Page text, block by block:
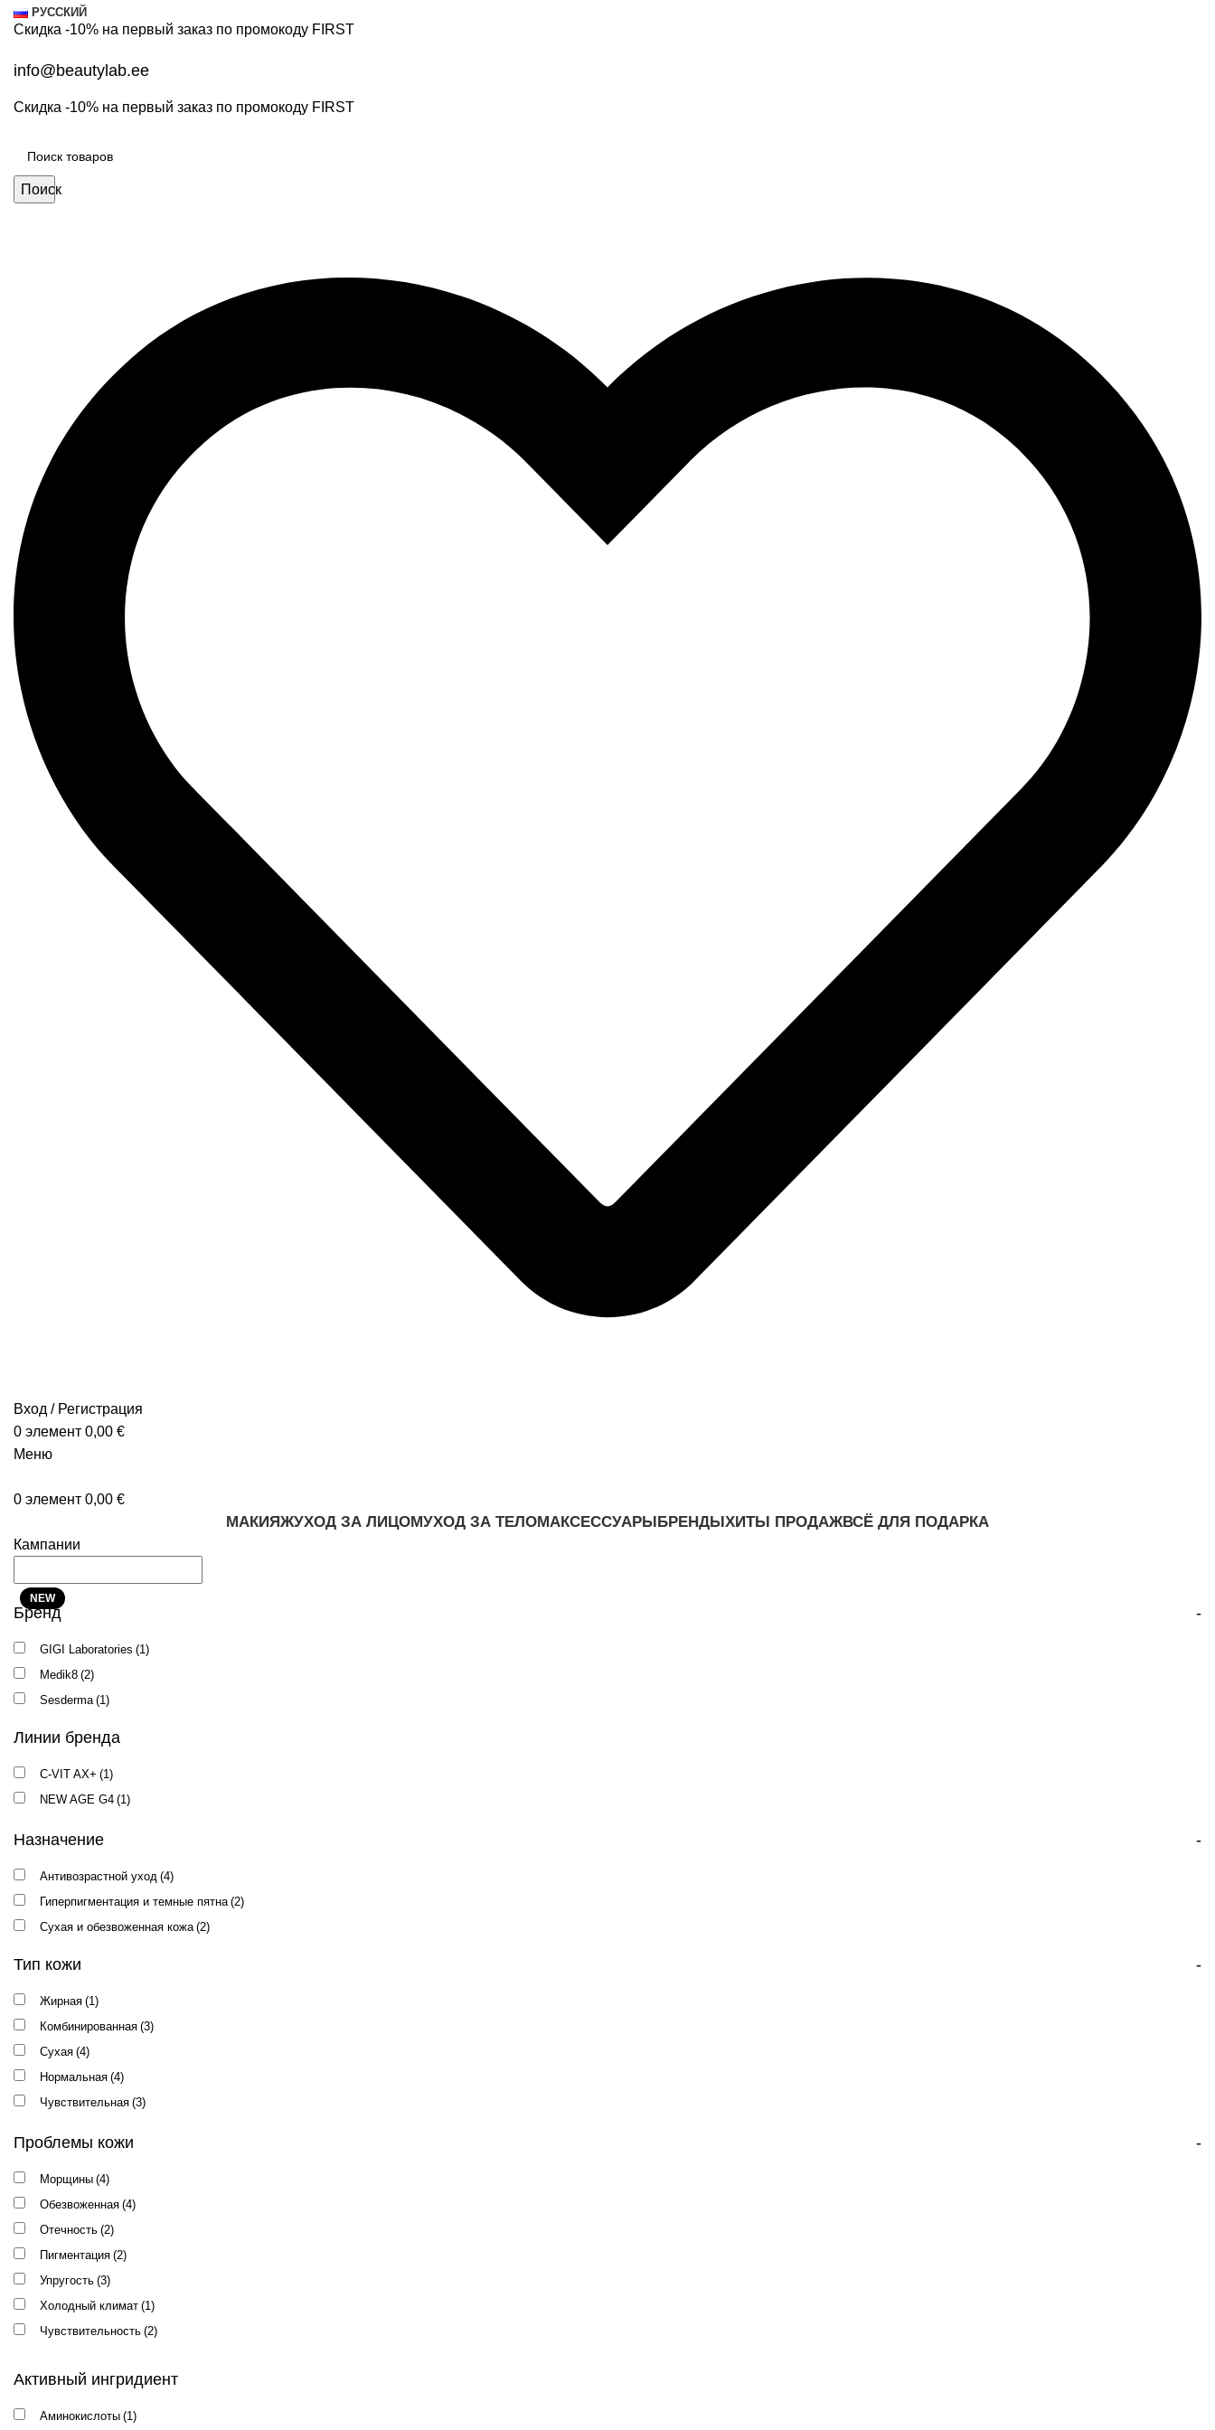
РУССКИЙ
Скидка -10% на первый заказ по промокоду FIRST
info@beautylab.ee
Скидка -10% на первый заказ по промокоду FIRST
Поиск
Вход / Регистрация
0 элемент 0,00 €
Меню
0 элемент 0,00 €
МАКИЯЖУХОД ЗА ЛИЦОМУХОД ЗА ТЕЛОМАКСЕССУАРЫБРЕНДЫХИТЫ ПРОДАЖВСЁ ДЛЯ ПОДАРКА
Кампании
Бренд -
GIGI Laboratories (1)
Medik8 (2)
Sesderma (1)
Линии бренда
C-VIT AX+ (1)
NEW AGE G4 (1)
Назначение -
Антивозрастной уход (4)
Гиперпигментация и темные пятна (2)
Сухая и обезвоженная кожа (2)
Тип кожи -
Жирная (1)
Комбинированная (3)
Сухая (4)
Нормальная (4)
Чувствительная (3)
Проблемы кожи -
Морщины (4)
Обезвоженная (4)
Отечность (2)
Пигментация (2)
Упругость (3)
Холодный климат (1)
Чувствительность (2)
Активный ингридиент
Аминокислоты (1)
NEW